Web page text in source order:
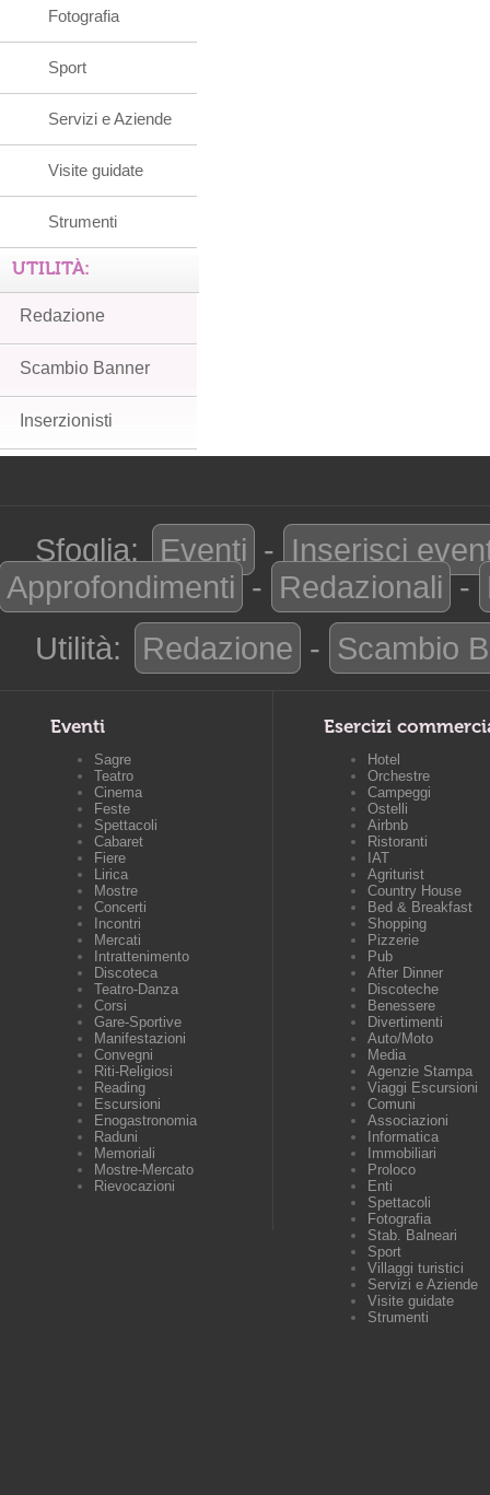
Fotografia
Sport
Servizi e Aziende
Visite guidate
Strumenti
UTILITÀ:
Redazione
Scambio Banner
Inserzionisti
Sfoglia: Eventi - Inserisci
Approfondimenti - Redazionali -
Utilità:
Redazione - Scambio
Eventi
Sagre
Teatro
Cinema
Feste
Spettacoli
Cabaret
Fiere
Lirica
Mostre
Concerti
Incontri
Mercati
Intrattenimento
Discoteca
Teatro-Danza
Corsi
Gare-Sportive
Manifestazioni
Convegni
Riti-Religiosi
Reading
Escursioni
Enogastronomia
Raduni
Memoriali
Mostre-Mercato
Rievocazioni
Esercizi
Hotel
Orchestre
Campeggi
Ostelli
Airbnb
Ristoranti
IAT
Agriturist
Country House
Bed & Breakfast
Shopping
Pizzerie
Pub
After Dinner
Discoteche
Benessere
Divertimenti
Auto/Moto
Media
Agenzie Stampa
Viaggi Escursioni
Comuni
Associazioni
Informatica
Immobiliari
Proloco
Enti
Spettacoli
Fotografia
Stab. Balneari
Sport
Villaggi turistici
Servizi e Aziende
Visite guidate
Strumenti